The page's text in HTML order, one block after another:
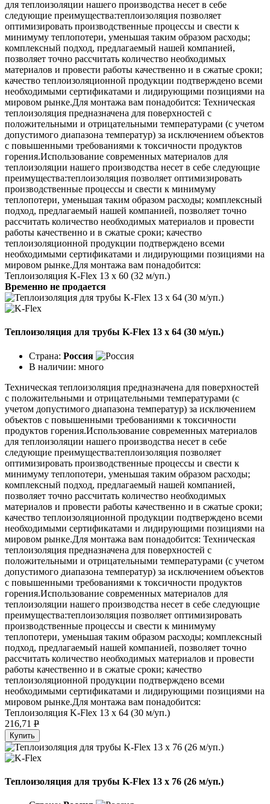
для теплоизоляции нашего производства несет в себе
следующие преимущества:теплоизоляция позволяет
оптимизировать производственные процессы и свести к
минимуму теплопотери, уменьшая таким образом расходы;
комплексный подход, предлагаемый нашей компанией,
позволяет точно рассчитать количество необходимых
материалов и провести работы качественно и в сжатые сроки;
качество теплоизоляционной продукции подтверждено всеми
необходимыми сертификатами и лидирующими позициями на
мировом рынке.Для монтажа вам понадобится: Техническая
теплоизоляция предназначена для поверхностей с
положительными и отрицательными температурами (с учетом
допустимого диапазона температур) за исключением объектов
с повышенными требованиями к токсичности продуктов
горения.Использование современных материалов для
теплоизоляции нашего производства несет в себе следующие
преимущества:теплоизоляция позволяет оптимизировать
производственные процессы и свести к минимуму
теплопотери, уменьшая таким образом расходы; комплексный
подход, предлагаемый нашей компанией, позволяет точно
рассчитать количество необходимых материалов и провести
работы качественно и в сжатые сроки; качество
теплоизоляционной продукции подтверждено всеми
необходимыми сертификатами и лидирующими позициями на
мировом рынке.Для монтажа вам понадобится:
Теплоизоляция K-Flex 13 х 60 (32 м/уп.)
Временно не продается
Теплоизоляция для трубы K-Flex 13 х 64 (30 м/уп.)
Страна: Россия
В наличии: много
Техническая теплоизоляция предназначена для поверхностей
с положительными и отрицательными температурами (с
учетом допустимого диапазона температур) за исключением
объектов с повышенными требованиями к токсичности
продуктов горения.Использование современных материалов
для теплоизоляции нашего производства несет в себе
следующие преимущества:теплоизоляция позволяет
оптимизировать производственные процессы и свести к
минимуму теплопотери, уменьшая таким образом расходы;
комплексный подход, предлагаемый нашей компанией,
позволяет точно рассчитать количество необходимых
материалов и провести работы качественно и в сжатые сроки;
качество теплоизоляционной продукции подтверждено всеми
необходимыми сертификатами и лидирующими позициями на
мировом рынке.Для монтажа вам понадобится: Техническая
теплоизоляция предназначена для поверхностей с
положительными и отрицательными температурами (с учетом
допустимого диапазона температур) за исключением объектов
с повышенными требованиями к токсичности продуктов
горения.Использование современных материалов для
теплоизоляции нашего производства несет в себе следующие
преимущества:теплоизоляция позволяет оптимизировать
производственные процессы и свести к минимуму
теплопотери, уменьшая таким образом расходы; комплексный
подход, предлагаемый нашей компанией, позволяет точно
рассчитать количество необходимых материалов и провести
работы качественно и в сжатые сроки; качество
теплоизоляционной продукции подтверждено всеми
необходимыми сертификатами и лидирующими позициями на
мировом рынке.Для монтажа вам понадобится:
Теплоизоляция K-Flex 13 х 64 (30 м/уп.)
216,71 P
Купить
Теплоизоляция для трубы K-Flex 13 х 76 (26 м/уп.)